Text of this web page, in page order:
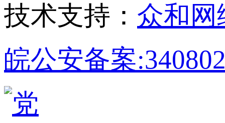
技术支持： 众和网
皖公安备案